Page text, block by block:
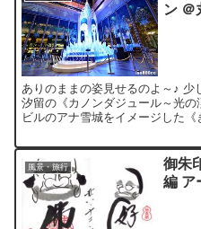
ン ＠
ありのままの姿見せるのよ～♪
汐留の《カノンダジュール～光
ビルのアナ雪城をイメージした
風景・旅行
御朱
編 ア